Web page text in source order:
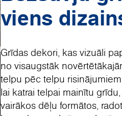
viens
Grīdas dekori, kas vizuāli
no visaugstāk
telpu pēc telpu
lai katrai telpai mainītu
vairākos dēļu formātos,